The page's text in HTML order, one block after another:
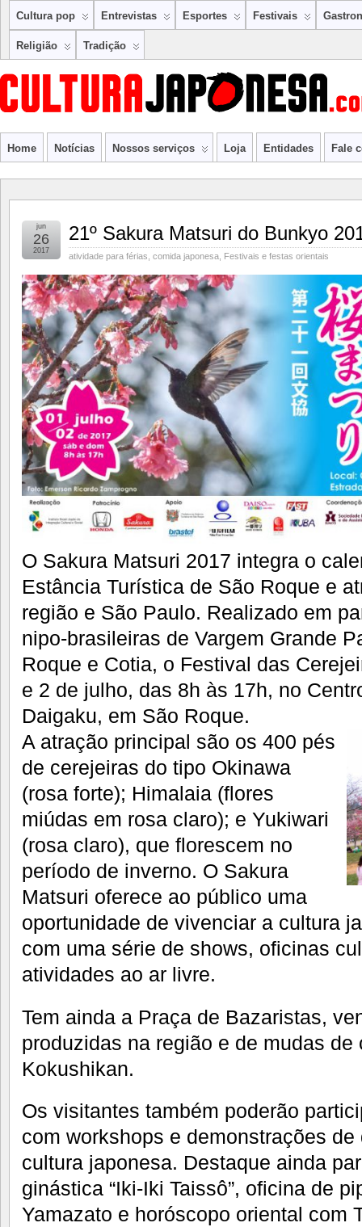
Cultura pop Entrevistas Esportes Festivais
Religião Tradição
Home Notícias Nossos serviços Loja Entidades Fale
21º Sakura Matsuri do Bunkyo
atividade para férias comida japonesa Festivais e festas orientais
jun
26
2017
O Sakura Matsuri 2017 integra o
Estância Turística de São Roque e
região e São Paulo. Realizado em
nipo-brasileiras de Vargem Grande
Roque e Cotia, o Festival das
e 2 de julho, das 8h às 17h, no
Daigaku, em São Roque.
A atração principal são os 400 pés
de cerejeiras do tipo Okinawa
(rosa forte); Himalaia (flores
miúdas em rosa claro); e Yukiwari
(rosa claro), que florescem no
período de inverno. O Sakura
Matsuri oferece ao público uma
oportunidade de vivenciar a cultura
com uma série de shows, oficinas
atividades ao ar livre.
Tem ainda a Praça de Bazaristas,
produzidas na região e de mudas
Kokushikan.
Os visitantes também poderão
com workshops e demonstrações
cultura japonesa. Destaque ainda
ginástica “Iki-Iki Taissô”, oficina de
Yamazato e horóscopo oriental com